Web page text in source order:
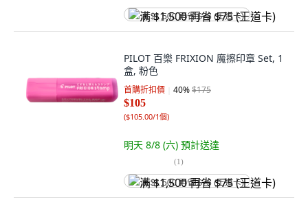
满 $1,500 再省 $75 (王道卡)
PILOT 百樂 FRIXION 魔擦印章 Set, 1
盒, 粉色
首購折扣價 40%$175
$105
($105.00/1個)
明天 8/8 (六) 預計送達
(1)
满 $1,500 再省 $75 (王道卡)